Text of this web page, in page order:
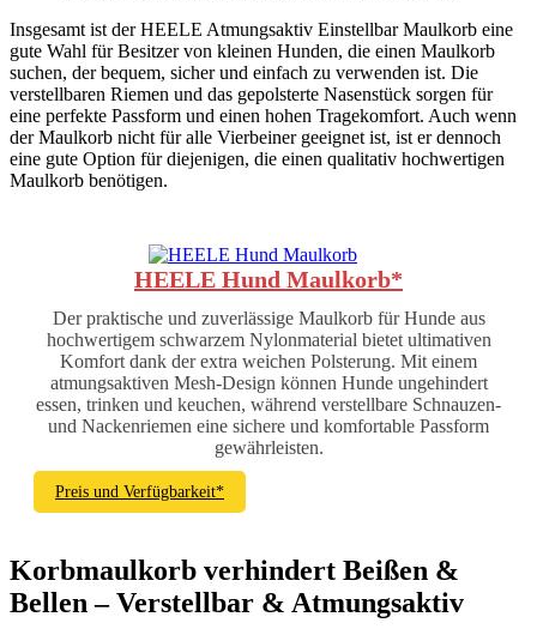
Insgesamt ist der HEELE Atmungsaktiv Einstellbar Maulkorb eine
gute Wahl für Besitzer von kleinen Hunden, die einen Maulkorb
suchen, der bequem, sicher und einfach zu verwenden ist. Die
verstellbaren Riemen und das gepolsterte Nasenstück sorgen für
eine perfekte Passform und einen hohen Tragekomfort. Auch wenn
der Maulkorb nicht für alle Vierbeiner geeignet ist, ist er dennoch
eine gute Option für diejenigen, die einen qualitativ hochwertigen
Maulkorb benötigen.
HEELE Hund Maulkorb*
Der praktische und zuverlässige Maulkorb für Hunde aus
hochwertigem schwarzem Nylonmaterial bietet ultimativen
Komfort dank der extra weichen Polsterung. Mit einem
atmungsaktiven Mesh-Design können Hunde ungehindert
essen, trinken und keuchen, während verstellbare Schnauzen-
und Nackenriemen eine sichere und komfortable Passform
gewährleisten.
Preis und Verfügbarkeit*
Korbmaulkorb verhindert Beißen &
Bellen – Verstellbar & Atmungsaktiv